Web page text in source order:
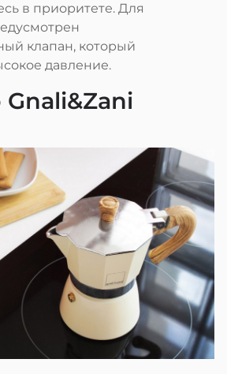
в приоритете. Для
клапан, который
давление.